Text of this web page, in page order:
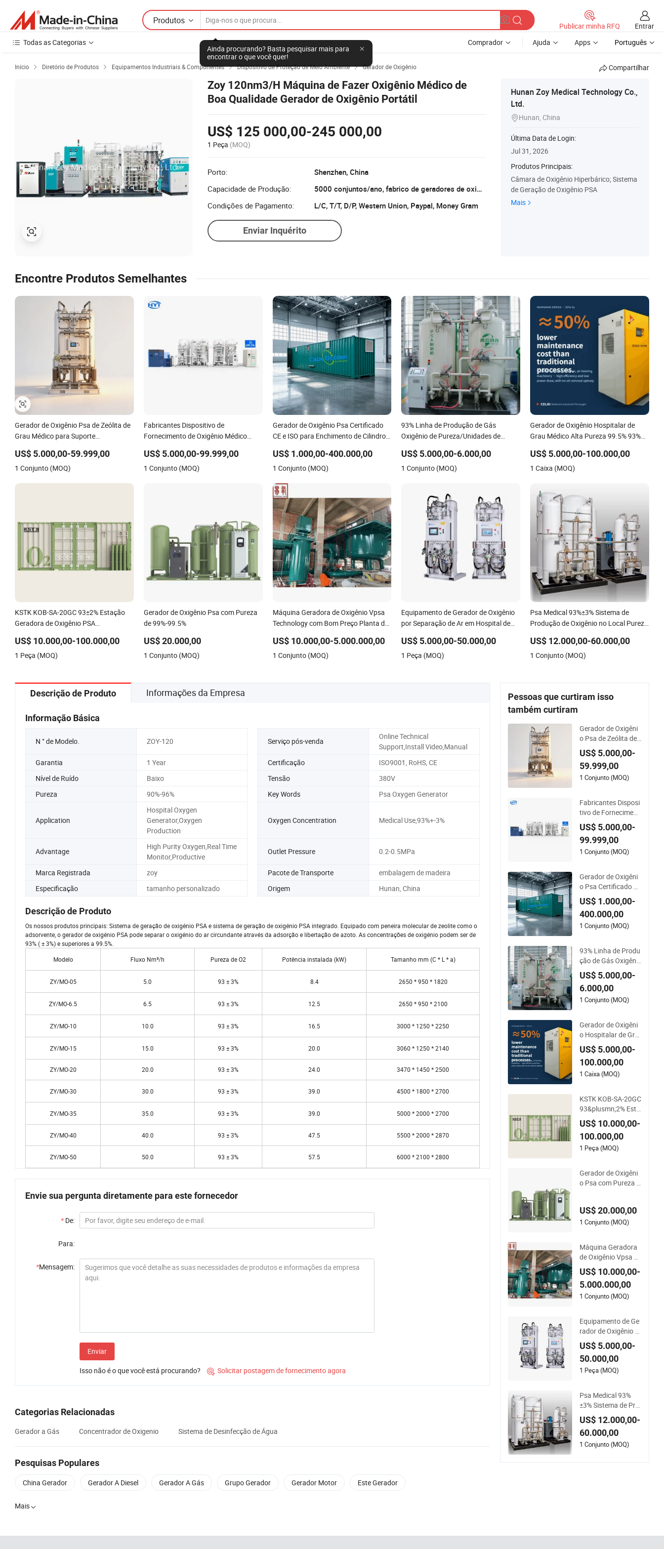
Produtos
Ainda procurando? Basta pesquisar mais para
encontrar o que você quer!
Publicar minha RFQ
Entrar
Todas as Categorias
Comprador Ajuda Apps Português
Início  Diretório de Produtos  Equipamentos Industriais & Componentes  Dispositivo de Proteção de Meio Ambiente  Gerador de Oxigênio Compartilhar
Zoy 120nm3/H Máquina de Fazer Oxigênio Médico de
Boa Qualidade Gerador de Oxigênio Portátil
US$ 125 000,00-245 000,00
1 Peça (MOQ)
Porto:
Shenzhen, China
Capacidade de Produção:
5000 conjuntos/ano, fabrico de geradores de oxigénio zoy
Condições de Pagamento:
L/C, T/T, D/P, Western Union, Paypal, Money Gram
Enviar Inquérito
Hunan Zoy Medical Technology Co.,
Ltd.
Hunan, China
Última Data de Login:
Jul 31, 2026
Produtos Principais:
Câmara de Oxigênio Hiperbárico; Sistema
de Geração de Oxigênio PSA
Mais
Encontre Produtos Semelhantes
Gerador de Oxigênio Psa de Zeólita de
Grau Médico para Suporte
US$ 5.000,00-59.999,00
1 Conjunto (MOQ)
Fabricantes Dispositivo de
Fornecimento de Oxigênio Médico
Enchimento de Oxigênio 99.5% Pureza
do Oxigênio Gerador de Oxigênio
US$ 5.000,00-99.999,00
1 Conjunto (MOQ)
Gerador de Oxigênio Psa Certificado
CE e ISO para Enchimento de Cilindros
US$ 1.000,00-400.000,00
1 Conjunto (MOQ)
93% Linha de Produção de Gás
Oxigênio de Pureza/Unidades de
US$ 5.000,00-6.000,00
1 Conjunto (MOQ)
Gerador de Oxigênio Hospitalar de
Grau Médico Alta Pureza 99.5% 93%
Frequência Variável Flutuante de Ar
Alta Eficiência Celki Inteligente
US$ 5.000,00-100.000,00
1 Caixa (MOQ)
KSTK KOB-SA-20GC 93±2% Estação
Geradora de Oxigênio PSA
US$ 10.000,00-100.000,00
1 Peça (MOQ)
Gerador de Oxigênio Psa com Pureza
de 99%-99.5%
US$ 20.000,00
1 Conjunto (MOQ)
Máquina Geradora de Oxigênio Vpsa
Technology com Bom Preço Planta de
US$ 10.000,00-5.000.000,00
1 Conjunto (MOQ)
Equipamento de Gerador de Oxigênio
por Separação de Ar em Hospital de
US$ 5.000,00-50.000,00
1 Peça (MOQ)
Psa Medical 93%±3% Sistema de
Produção de Oxigênio no Local Pureza
Geração de Oxigênio Máquina de
Produção de Oxigênio Equipamento de
US$ 12.000,00-60.000,00
1 Conjunto (MOQ)
Descrição de Produto Informações da Empresa
Informação Básica
N ° de Modelo. ZOY-120 Serviço pós-venda
Online Technical
Support,Install Video,Manual
Garantia
1 Year Certificação
ISO9001, RoHS, CE
Nível de Ruído
Baixo Tensão
380V
Pureza
90%-96% Key Words Psa Oxygen Generator
Application
Hospital Oxygen
Generator,Oxygen
Production
Oxygen Concentration Medical Use,93%+-3%
Advantage
High Purity Oxygen,Real Time
Monitor,Productive
Outlet Pressure 0.2-0.5MPa
Marca Registrada zoy Pacote de Transporte
embalagem de madeira
Especificação
tamanho personalizado Origem Hunan, China
Descrição de Produto
Os nossos produtos principais: Sistema de geração de oxigénio PSA e sistema de geração de oxigénio PSA integrado. Equipado com peneira molecular de zeolite como o
adsorvente, o gerador de oxigénio PSA pode separar o oxigénio do ar circundante através da adsorção e libertação de azoto. As concentrações de oxigénio podem ser de
93% ( ± 3%) e superiores a 99.5%.
Modelo
Fluxo Nm³/h Pureza de O2 Potência instalada (kW) Tamanho mm (C * L * a)
ZY/MO-05 5.0 93 ± 3% 8.4 2650 * 950 * 1820
ZY/MO-6.5 6.5 93 ± 3% 12.5 2650 * 950 * 2100
ZY/MO-10 10.0 93 ± 3% 16.5 3000 * 1250 * 2250
ZY/MO-15 15.0 93 ± 3% 20.0 3060 * 1250 * 2140
ZY/MO-20 20.0 93 ± 3% 24.0 3470 * 1450 * 2500
ZY/MO-30 30.0 93 ± 3% 39.0 4500 * 1800 * 2700
ZY/MO-35 35.0 93 ± 3% 39.0 5000 * 2000 * 2700
ZY/MO-40 40.0 93 ± 3% 47.5 5500 * 2000 * 2870
ZY/MO-50 50.0 93 ± 3% 57.5 6000 * 2100 * 2800
Envie sua pergunta diretamente para este fornecedor
* De:
Para:
*Mensagem:
Enviar
Isso não é o que você está procurando?  Solicitar postagem de fornecimento agora
Categorias Relacionadas
Gerador a Gás Concentrador de Oxigenio Sistema de Desinfecção de Água
Pesquisas Populares
China Gerador Gerador A Diesel Gerador A Gás Grupo Gerador Gerador Motor Este Gerador
Mais
Pessoas que curtiram isso
também curtiram
Gerador de Oxigêni
o Psa de Zeólita de
Grau Médico para S
uporte Respiratório
Aprimorado
US$ 5.000,00-
59.999,00
1 Conjunto (MOQ)
Fabricantes Disposi
tivo de Forneciment
o de Oxigênio Médic
o Planta de Oxigêni
o Cilindros de Enchi
mento de Oxigênio
xigênio
US$ 5.000,00-
99.999,00
1 Conjunto (MOQ)
Gerador de Oxigêni
o Psa Certificado C
E e ISO para Enchim
ento de Cilindros In
dustriais e Médicos
US$ 1.000,00-
400.000,00
1 Conjunto (MOQ)
93% Linha de Produ
ção de Gás Oxigêni
o de Pureza/Unidad
es de Separação de
Ar para Indústria
US$ 5.000,00-
6.000,00
1 Conjunto (MOQ)
Gerador de Oxigêni
o Hospitalar de Gra
u Médico Alta Purez
a 99.5% 93% Livre d
e Óleo Controle Rem
oto Frequência Vari
Inteligente
US$ 5.000,00-
100.000,00
1 Caixa (MOQ)
KSTK KOB-SA-20GC
93&plusmn;2% Esta
ção Geradora de Ox
igênio PSA Contêine
rizada
US$ 10.000,00-
100.000,00
1 Peça (MOQ)
Gerador de Oxigêni
o Psa com Pureza d
US$ 20.000,00
1 Conjunto (MOQ)
Máquina Geradora
de Oxigênio Vpsa Te
chnology com Bom
Preço Planta de Ger
ação de Oxigênio
US$ 10.000,00-
5.000.000,00
1 Conjunto (MOQ)
Equipamento de Ge
rador de Oxigênio p
or Separação de Ar
em Hospital de Fábr
ica Médico
US$ 5.000,00-
50.000,00
1 Peça (MOQ)
Psa Medical 93%
±3% Sistema de Pro
dução de Oxigênio n
o Local Pureza Plan
ta de Oxigênio Siste
ma de Geração de O
Produção de Oxigên
US$ 12.000,00-
60.000,00
1 Conjunto (MOQ)